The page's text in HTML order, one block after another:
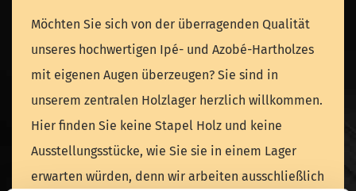
Möchten Sie sich von der überragenden Qualität
unseres hochwertigen Ipé- und Azobé-Hartholzes
mit eigenen Augen überzeugen? Sie sind in
unserem zentralen Holzlager herzlich willkommen.
Hier finden Sie keine Stapel Holz und keine
Ausstellungsstücke, wie Sie sie in einem Lager
erwarten würden, denn wir arbeiten ausschließlich